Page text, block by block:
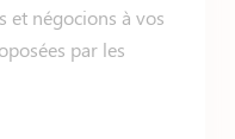
et négocions à vos
par les